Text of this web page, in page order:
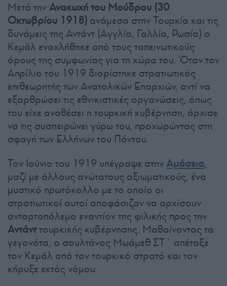
Μετά τηνΑνακωχή του Μούδρου (30
Οκτωβρίου 1918) ανάμεσα στην Τουρκία και τις
δυνάμεις της Αντάντ (Αγγλία, Γαλλία, Ρωσία) ο
Κεμάλ ενοχλήθηκε από τους ταπεινωτικούς
όρους της συμφωνίας για τη χώρα του. Όταν τον
Απρίλιο του 1919 διορίστηκε στρατιωτικός
επιθεωρητής των Ανατολικών Επαρχιών, αντί να
εξαρθρώσει τις εθνικιστικές οργανώσεις, όπως
του είχε αναθέσει η τουρκική κυβέρνηση, άρχισε
να τις συσπειρώνει γύρω του, προχωρώντας στη
σφαγή των Ελλήνων του Πόντου.
Τον Ιούνιο του 1919 υπέγραψε στηνΑμάσεια,
μαζί με άλλους ανώτατους αξιωματικούς, ένα
μυστικό πρωτόκολλο με το οποίο οι
στρατιωτικοί αυτοί αποφάσιζαν να αρχίσουν
ανταρτοπόλεμο εναντίον της φιλικής προς την
Αντάνττουρκικής κυβέρνησης. Μαθαίνοντας τα
γεγονότα, ο σουλτάνος Μωάμεθ ΣΤ΄ απέταξε
τον Κεμάλ από τον τουρκικό στρατό και τον
κήρυξε εκτός νόμου.